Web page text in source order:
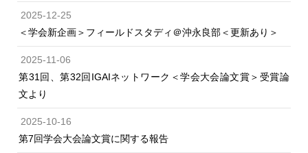
2025-12-25
＜学会新企画＞フィールドスタディ＠沖永良部＜更新あり＞
2025-11-06
第31回、第32回IGAIネットワーク＜学会大会論文賞＞受賞論
文より
2025-10-16
第7回学会大会論文賞に関する報告